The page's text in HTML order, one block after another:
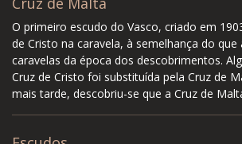
O primeiro escudo do Vasco, criado em
de Cristo na caravela, à semelhança do que
caravelas da época dos descobrimentos.
Cruz de Cristo foi substituída pela Cruz de
mais tarde, descobriu-se que a Cruz de